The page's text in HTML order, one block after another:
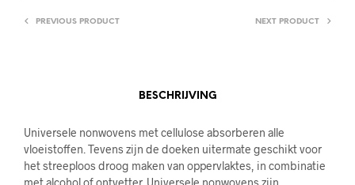
PREVIOUS PRODUCT NEXT PRODUCT
BESCHRIJVING
Universele nonwovens met cellulose absorberen alle
vloeistoffen. Tevens zijn de doeken uitermate geschikt voor
het streeploos droog maken van oppervlaktes, in combinatie